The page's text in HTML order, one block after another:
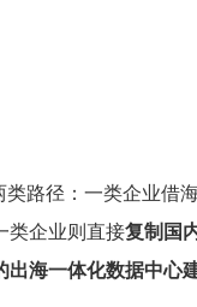
路径：一类企业借
类企业则直接复制国
出海一体化数据中心